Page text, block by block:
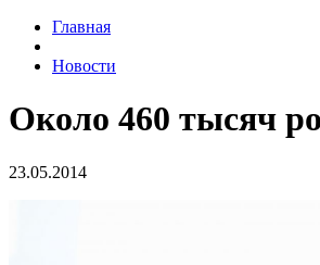
Главная
Новости
Около 460 тысяч
23.05.2014